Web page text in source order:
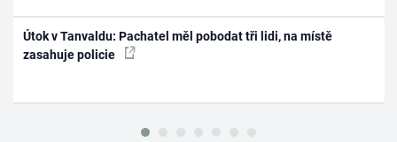
Útok v Tanvaldu: Pachatel měl pobodat tři lidi, na místě
zasahuje policie